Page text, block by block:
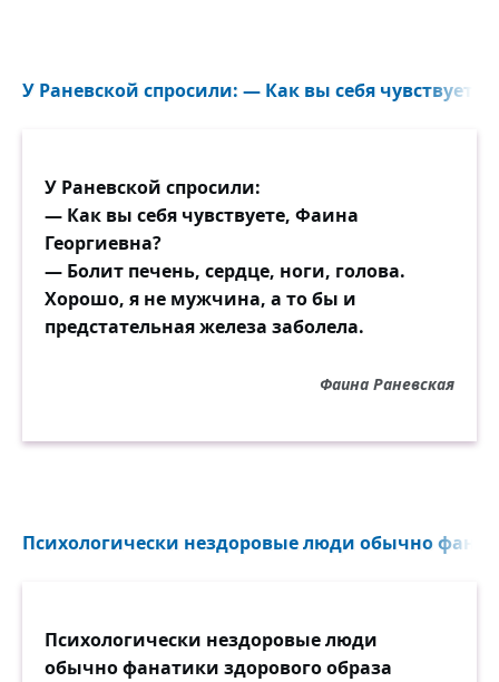
У Раневской спросили: — Как вы себя
У Раневской спросили:
— Как вы себя чувствуете, Фаина
Георгиевна?
— Болит печень, сердце, ноги, голова.
Хорошо, я не мужчина, а то бы и
предстательная железа заболела.
Фаина Раневская
Психологически нездоровые люди обычно
Психологически нездоровые люди
обычно фанатики здорового образа